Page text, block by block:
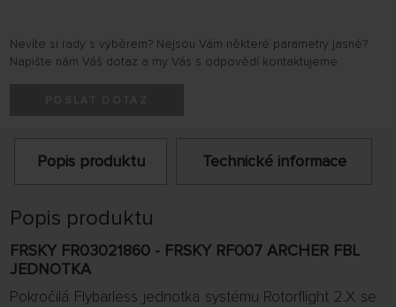
Nevíte si rady s výběrem? Nejsou Vám některé parametry jasné?
Napište nám Váš dotaz a my Vás s odpovědí kontaktujeme.
Popis produktu Technické informace
Popis produktu
FRSKY FR03021860 - FRSKY RF007 ARCHER FBL
JEDNOTKA
Pokročilá Flybarless jednotka systému Rotorflight 2.X se